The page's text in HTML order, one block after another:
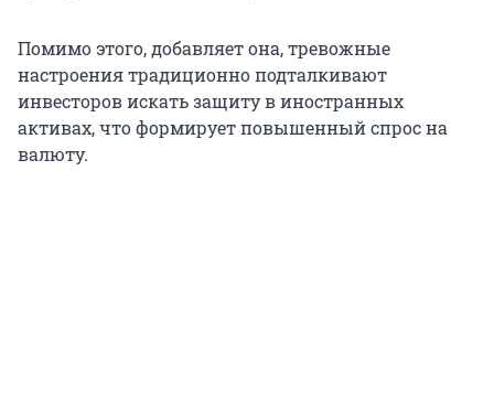
Помимо этого, добавляет она, тревожные
настроения традиционно подталкивают
инвесторов искать защиту в иностранных
активах, что формирует повышенный спрос на
валюту.